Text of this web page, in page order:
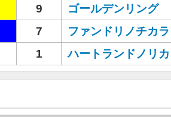
9 ゴールデンリング
7 ファンドリノチカラ
1 ハートランドノリカ